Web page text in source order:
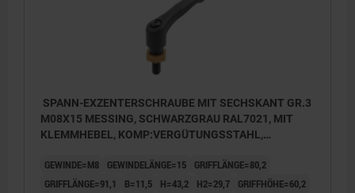
SPANN-EXZENTERSCHRAUBE MIT SECHSKANT GR.3
M08X15 MESSING, SCHWARZGRAU RAL7021, MIT
KLEMMHEBEL, KOMP:VERGÜTUNGSSTAHL,
GEWINDE=M8 GEWINDELÄNGE=15
GRIFFLÄNGE=80,2
GRIFFLÄNGE=91,1
B=11,5 H=43,2 H2=29,7
GRIFFHÖHE=60,2